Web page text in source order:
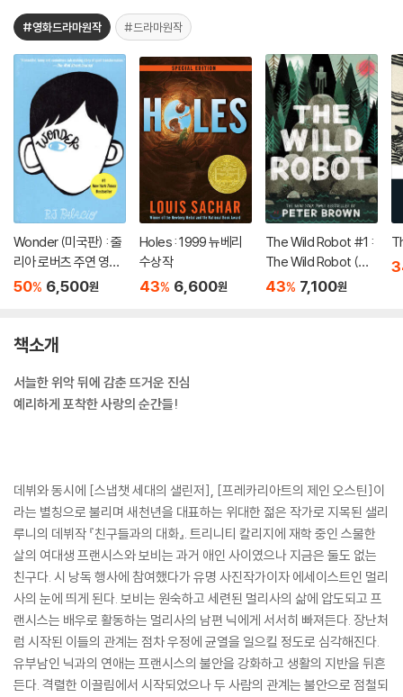
#영화드라마원작 #드라마원작
Wonder (미국판) : 줄
리아 로버츠 주연 영화
'원더' 원작 소설
50% 6,500원
Holes : 1999 뉴베리
수상작
43% 6,600원
The Wild Robot #1 :
The Wild Robot (미
국판)
43% 7,100원
책소개
서늘한 위악 뒤에 감춘 뜨거운 진심
예리하게 포착한 사랑의 순간들!
데뷔와 동시에 [스냅챗 세대의 샐린저], [프레카리아트의 제인 오스틴]이
라는 별칭으로 불리며 새천년을 대표하는 위대한 젊은 작가로 지목된 샐리
루니의 데뷔작 『친구들과의 대화』. 트리니티 칼리지에 재학 중인 스물한
살의 여대생 프랜시스와 보비는 과거 애인 사이였으나 지금은 둘도 없는
친구다. 시 낭독 행사에 참여했다가 유명 사진작가이자 에세이스트인 멀리
사의 눈에 띄게 된다. 보비는 원숙하고 세련된 멀리사의 삶에 압도되고 프
랜시스는 배우로 활동하는 멀리사의 남편 닉에게 서서히 빠져든다. 장난처
럼 시작된 이들의 관계는 점차 우정에 균열을 일으킬 정도로 심각해진다.
유부남인 닉과의 연애는 프랜시스의 불안을 강화하고 생활의 지반을 뒤흔
든다. 격렬한 이끌림에서 시작되었으나 두 사람의 관계는 불안으로 점철되